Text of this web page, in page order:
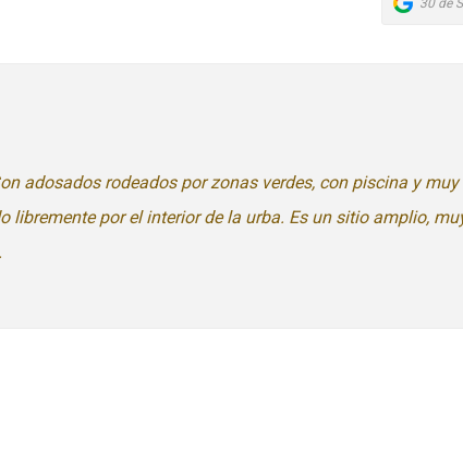
30 de
adosados rodeados por zonas verdes, con piscina y
libremente por el interior de la urba. Es un sitio amplio,